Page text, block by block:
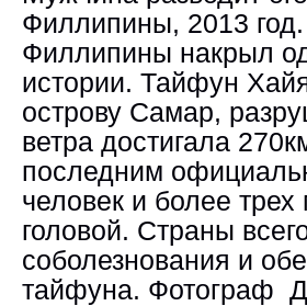
Филлипины, 2013
Филлипины накрыл
истории. Тайфун
острову Самар,
ветра достигала
последним
человек и более
головой. Страны
соболезнования и
тайфуна. Фотограф